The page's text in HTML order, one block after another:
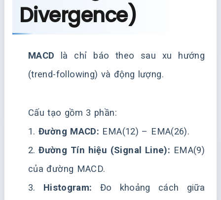
Divergence)
MACD là chỉ báo theo sau xu hướng
(trend-following) và động lượng.
Cấu tạo gồm 3 phần:
1.Đường MACD: EMA(12) – EMA(26).
2.Đường Tín hiệu (Signal Line): EMA(9)
của đường MACD.
3. Histogram: Đo khoảng cách giữa